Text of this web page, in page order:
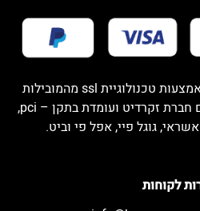
לקוחות
אתרינו מאובטח לרכישה באמצעות טכנולוגיית ssl מהמובילות
בעולם. הסליקה מתבצעת עם חברת זקרדיט ועומדת בתקן – pci,
גוגל פיי, אפל פי וביט.